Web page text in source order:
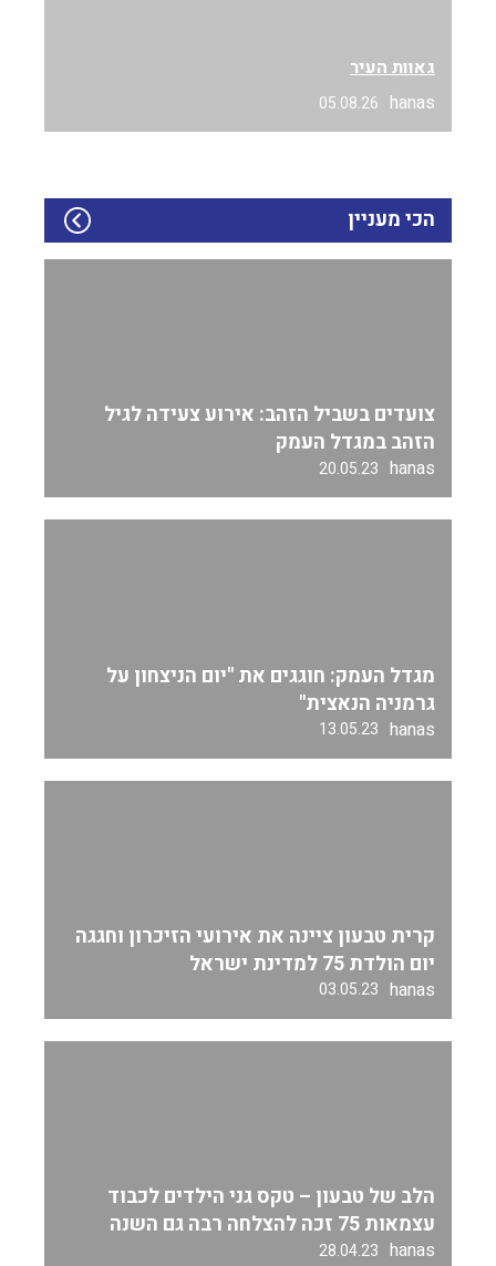
גאוות העיר
hanas
05.08.26
הכי מעניין
צועדים בשביל הזהב: אירוע צעידה לגיל
הזהב במגדל העמק
hanas
20.05.23
מגדל העמק: חוגגים את "יום הניצחון על
גרמניה הנאצית"
hanas
13.05.23
קרית טבעון ציינה את אירועי הזיכרון וחגגה
יום הולדת 75 למדינת ישראל
hanas
03.05.23
הלב של טבעון – טקס גני הילדים לכבוד
עצמאות 75 זכה להצלחה רבה גם השנה
hanas
28.04.23